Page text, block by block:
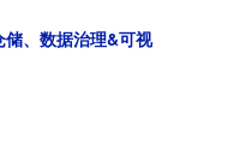
储、数据治理&可视